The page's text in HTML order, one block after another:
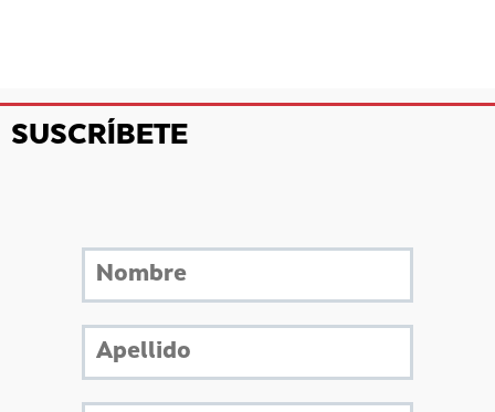
SUSCRÍBETE